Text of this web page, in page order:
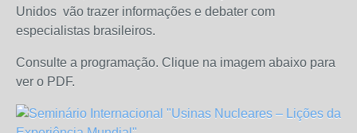
Unidos vão trazer informações e debater com
especialistas brasileiros.
Consulte a programação. Clique na imagem abaixo para
ver o PDF.